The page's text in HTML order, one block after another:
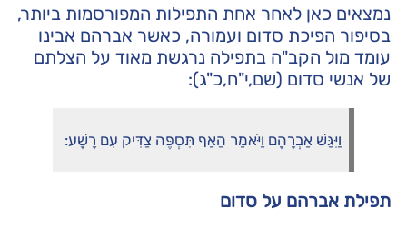
נמצאים כאן לאחר אחת התפילות המפורסמות ביותר,
בסיפור הפיכת סדום ועמורה, כאשר אברהם אבינו
עומד מול הקב"ה בתפילה נרגשת מאוד על הצלתם
של אנשי סדום (שם,י"ח,כ"ג):
וַיִּגַּשׁ אַבְרָהָם וַיֹּאמַר הַאַף תִּסְפֶּה צַדִּיק עִם רָשָׁע:
תפילת אברהם על סדום